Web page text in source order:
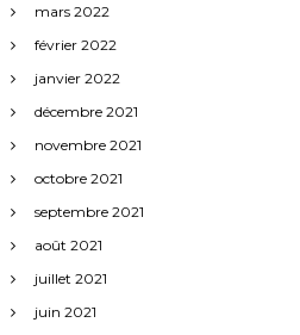
mars 2022
février 2022
janvier 2022
décembre 2021
novembre 2021
octobre 2021
septembre 2021
août 2021
juillet 2021
juin 2021